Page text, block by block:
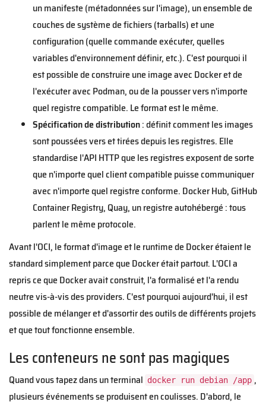
un manifeste (métadonnées sur l'image), un ensemble de
couches de système de fichiers (tarballs) et une
configuration (quelle commande exécuter, quelles
variables d'environnement définir, etc.). C'est pourquoi il
est possible de construire une image avec Docker et de
l'exécuter avec Podman, ou de la pousser vers n'importe
quel registre compatible. Le format est le même.
Spécification de distribution: définit comment les images
sont poussées vers et tirées depuis les registres. Elle
standardise l'API HTTP que les registres exposent de sorte
que n'importe quel client compatible puisse communiquer
avec n'importe quel registre conforme. Docker Hub, GitHub
Container Registry, Quay, un registre autohébergé : tous
parlent le même protocole.
Avant l'OCI, le format d'image et le runtime de Docker étaient le
standard simplement parce que Docker était partout. L'OCI a
repris ce que Docker avait construit, l'a formalisé et l'a rendu
neutre vis-à-vis des providers. C'est pourquoi aujourd'hui, il est
possible de mélanger et d'assortir des outils de différents projets
et que tout fonctionne ensemble.
Les conteneurs ne sont pas magiques
Quand vous tapez dans un terminal docker run debian /app ,
plusieurs événements se produisent en coulisses. D'abord, le